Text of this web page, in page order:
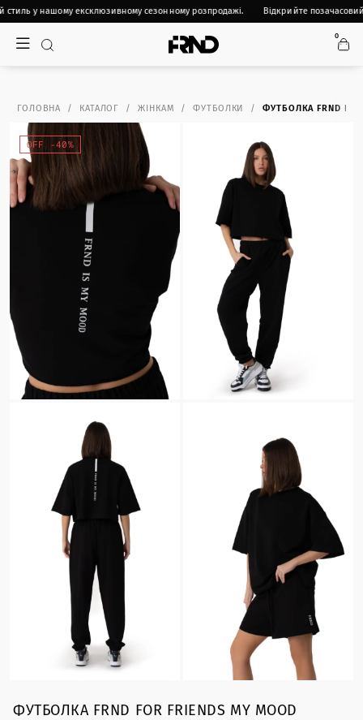
у нашому ексклюзивному сезонному розпродажі. Відкрийте
0
ГОЛОВНА КАТАЛОГ ЖІНКАМ ФУТБОЛКИ ФУТБОЛКА FRND
OFF -40%
ФУТБОЛКА FRND FOR FRIENDS MY MOOD